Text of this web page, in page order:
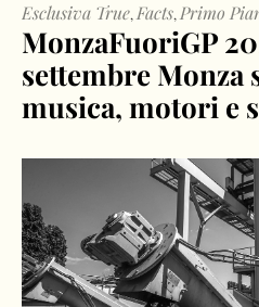
MonzaFuoriGP
settembre Monza
musica, motori e
Esclusiva True,Facts,Primo